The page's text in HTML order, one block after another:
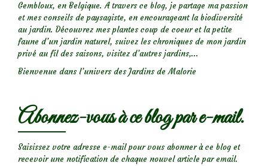
Gembloux, en Belgique. A travers ce blog, je partage ma passion
et mes conseils de paysagiste, en encourageant la biodiversité
au jardin. Découvrez mes plantes coup de coeur et la petite
faune d’un jardin naturel, suivez les chroniques de mon jardin
privé au fil des saisons, visitez d’autres jardins,...
Bienvenue dans l’univers des Jardins de Malorie
Abonnez-vous à ce blog par e-mail.
Saisissez votre adresse e-mail pour vous abonner à ce blog et
recevoir une notification de chaque nouvel article par email.